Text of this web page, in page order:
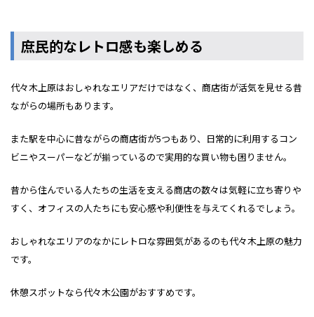
庶民的なレトロ感も楽しめる
代々木上原はおしゃれなエリアだけではなく、商店街が活気を見せる昔
ながらの場所もあります。
また駅を中心に昔ながらの商店街が5つもあり、日常的に利用するコン
ビニやスーパーなどが揃っているので実用的な買い物も困りません。
昔から住んでいる人たちの生活を支える商店の数々は気軽に立ち寄りや
すく、オフィスの人たちにも安心感や利便性を与えてくれるでしょう。
おしゃれなエリアのなかにレトロな雰囲気があるのも代々木上原の魅力
です。
休憩スポットなら代々木公園がおすすめです。